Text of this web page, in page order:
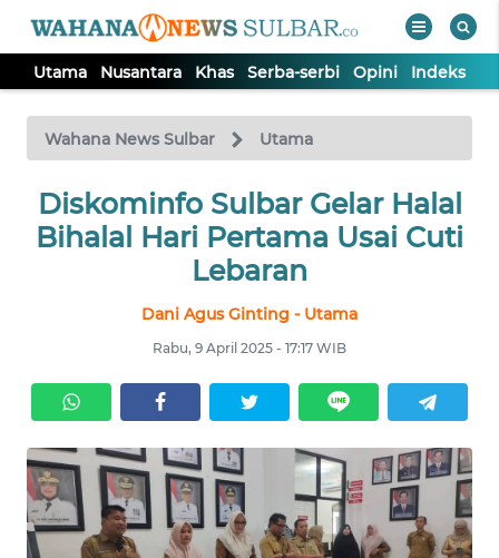
Utama Nusantara Khas Serba-serbi Opini Indeks
Wahana News Sulbar Utama
Diskominfo Sulbar Gelar Halal
Bihalal Hari Pertama Usai Cuti
Lebaran
Dani Agus Ginting - Utama
Rabu, 9 April 2025 - 17:17 WIB
TV
Tutup
UTAMA
SERBA-
SERBI
OPINI
Informasi